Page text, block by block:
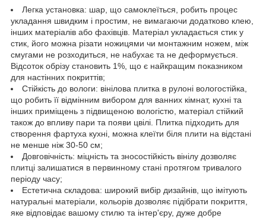
Легка установка: шар, що самоклеїться, робить процес
укладання швидким і простим, не вимагаючи додатково клею,
інших матеріалів або фахівців. Матеріал укладається стик у
стик, його можна різати ножицями чи монтажним ножем, між
смугами не розходиться, не набухає та не деформується.
Відсоток обрізу становить 1%, що є найкращим показником
для настінних покриттів;
Стійкість до вологи: вінілова плитка в рулоні вологостійка,
що робить її відмінним вибором для ванних кімнат, кухні та
інших приміщень з підвищеною вологістю, матеріал стійкий
також до впливу пари та появи цвілі. Плитка підходить для
створення фартуха кухні, можна клеїти біля плити на відстані
не менше ніж 30-50 см;
Довговічність: міцність та зносостійкість вінілу дозволяє
плитці залишатися в первинному стані протягом тривалого
періоду часу;
Естетична складова: широкий вибір дизайнів, що імітують
натуральні матеріали, кольорів дозволяє підібрати покриття,
яке відповідає вашому стилю та інтер'єру, дуже добре